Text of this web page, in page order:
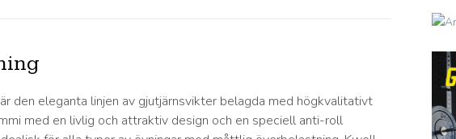
den eleganta linjen av gjutjärnsvikter belagda med högkvalitativt
med en livlig och attraktiv design och en speciell anti-roll